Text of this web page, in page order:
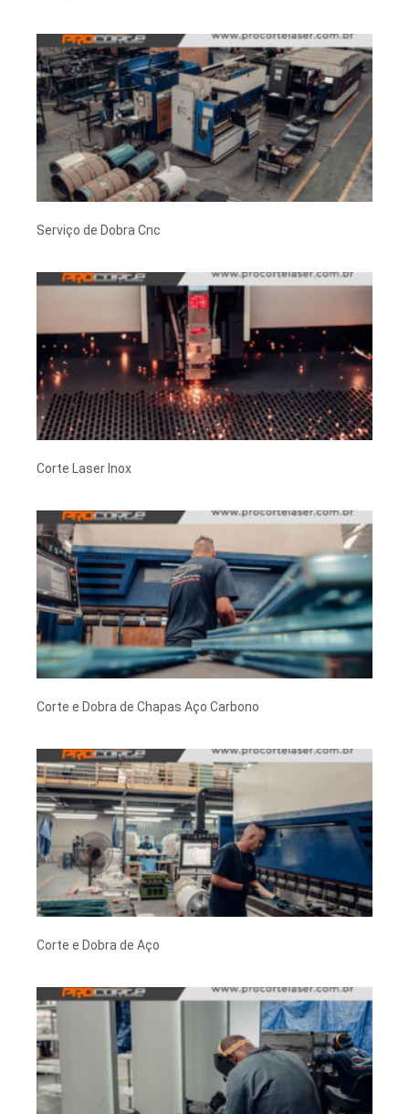
Serviço de Dobra Cnc
Corte Laser Inox
Corte e Dobra de Chapas Aço Carbono
Corte e Dobra de Aço